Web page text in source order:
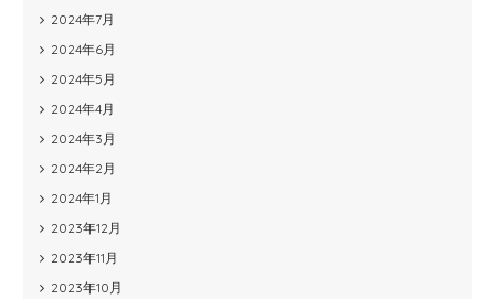
2024年7月
2024年6月
2024年5月
2024年4月
2024年3月
2024年2月
2024年1月
2023年12月
2023年11月
2023年10月